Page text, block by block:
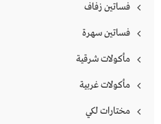
فساتين زفاف
فساتين سهرة
مأكولات شرقية
مأكولات غربية
مختارات لكي